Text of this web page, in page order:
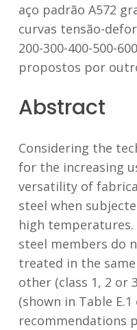
aço padrão A572
curvas tensão-
200-300-400-500-
propostos por
Abstract
Considering the
for the increasing
versatility of
steel when
high
steel members do
treated in the
other (class 1, 2
(shown in Table
recommendations